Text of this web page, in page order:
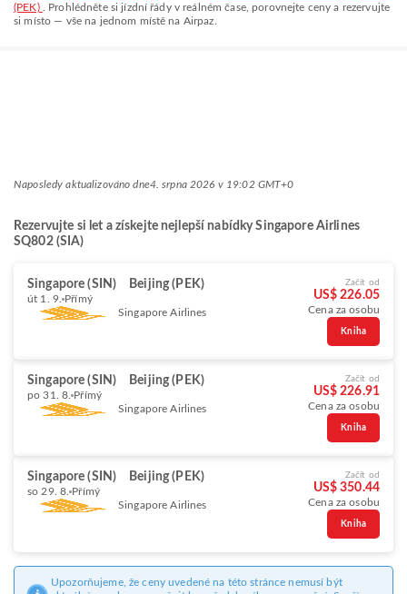
(PEK)
. Prohlédněte si jízdní řády v reálném čase, porovnejte ceny a rezervujte
si místo — vše na jednom místě na Airpaz.
Naposledy aktualizováno dne4. srpna 2026 v 19:02 GMT+0
Rezervujte si let a získejte nejlepší nabídky Singapore Airlines
SQ802 (SIA)
Singapore (SIN) Beijing (PEK)
út 1. 9. Přímý
Singapore Airlines
Začít od
US$ 226.05
Cena za osobu
Kniha
Singapore (SIN) Beijing (PEK)
po 31. 8. Přímý
Singapore Airlines
Začít od
US$ 226.91
Cena za osobu
Kniha
Singapore (SIN) Beijing (PEK)
so 29. 8. Přímý
Singapore Airlines
Začít od
US$ 350.44
Cena za osobu
Kniha
Upozorňujeme, že ceny uvedené na této stránce nemusí být